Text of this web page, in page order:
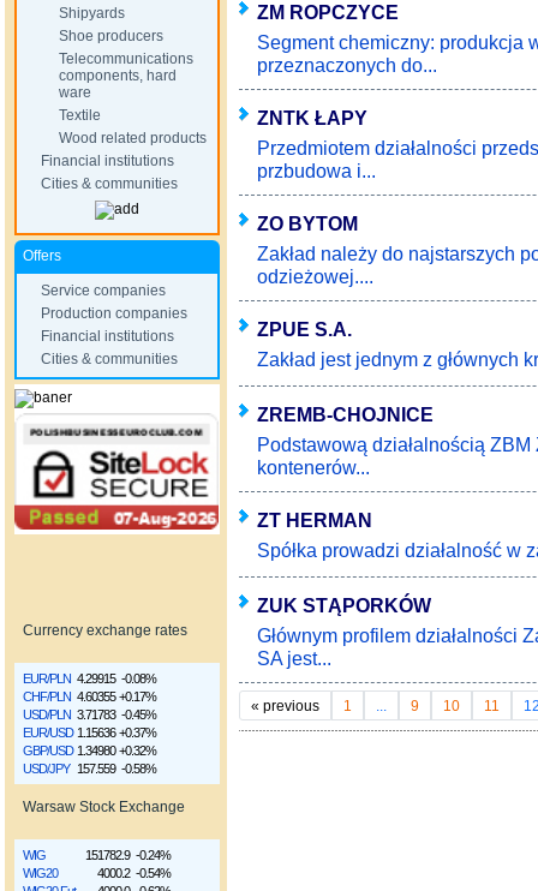
Shipyards
Shoe producers
Telecommunications
components, hard
ware
Textile
Wood related products
Financial institutions
Cities & communities
Offers
Service companies
Production companies
Financial institutions
Cities & communities
Currency exchange rates
EUR/PLN 4.29915 -0.08%
CHF/PLN 4.60355 +0.17%
USD/PLN 3.71783 -0.45%
EUR/USD 1.15636 +0.37%
GBP/USD 1.34980 +0.32%
USD/JPY 157.559 -0.58%
Warsaw Stock Exchange
WIG 151782.9 -0.24%
WIG20
4000.2 -0.54%
ZM ROPCZYCE
Segment chemiczny: produkcja
przeznaczonych do...
ZNTK ŁAPY
Przedmiotem działalności
przbudowa i...
ZO BYTOM
Zakład należy do najstarszych
odzieżowej....
ZPUE S.A.
Zakład jest jednym z głównych
ZREMB-CHOJNICE
Podstawową działalnością
kontenerów...
ZT HERMAN
Spółka prowadzi działalność w
ZUK STĄPORKÓW
Głównym profilem działalności
SA jest...
« previous 1 9 10 11